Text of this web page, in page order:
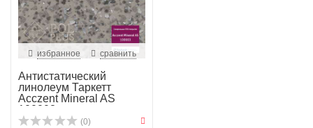
избранное сравнить
Антистатический
линолеум Таркетт
Acczent Mineral AS
100003
(0)